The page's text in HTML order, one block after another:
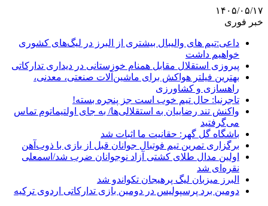
۱۴۰۵/۰۵/۱۷
خبر فوری
داعی:تیم های والیبال بیشتری از البرز در لیگ‌های کشوری
خواهیم داشت
پیروزی استقلال مقابل همنام خوزستانی در دیداری تدارکاتی
بهترین فیلتر هواکش برای ماشین‌آلات صنعتی، معدنی،
راهسازی و کشاورزی
تاجرنیا: حال تیم خوب است جز پنجره بسته!
واکنش تند رضاییان به استقلالی‌ها/ به جای اولتیماتوم تماس
می‌گرفتید
باشگاه گل گهر: حقانیت ما اثبات شد
برگزاری تمرین تیم فوتبال جوانان قبل از بازی با ذوب‌آهن
اولین مدال طلای کشتی آزاد نوجوانان ضرب شد/اسمعلی
نقره‌ای شد
البرز میزبان لیگ پرهیجان تکواندو شد
دومین برد پرسپولیس در دومین بازی تدارکاتی اردوی ترکیه